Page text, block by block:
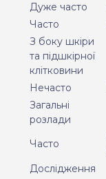
Дуже часто
Часто
З боку шкіри
та підшкірної
клітковини
Нечасто
Загальні
розлади
Часто
Дослідження